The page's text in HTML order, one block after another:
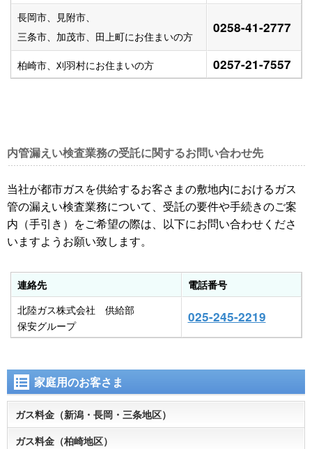
長岡市、見附市、
三条市、加茂市、田上町にお住まいの方
0258-41-2777
柏崎市、刈羽村にお住まいの方 0257-21-7557
内管漏えい検査業務の受託に関するお問い合わせ先
当社が都市ガスを供給するお客さまの敷地内におけるガス
管の漏えい検査業務について、受託の要件や手続きのご案
内（手引き）をご希望の際は、以下にお問い合わせくださ
いますようお願い致します。
連絡先 電話番号
北陸ガス株式会社 供給部
保安グループ
025-245-2219
家庭用のお客さま
ガス料金（新潟・長岡・三条地区）
ガス料金（柏崎地区）